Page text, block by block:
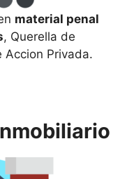
material penal
, Querella de
Accion Privada.